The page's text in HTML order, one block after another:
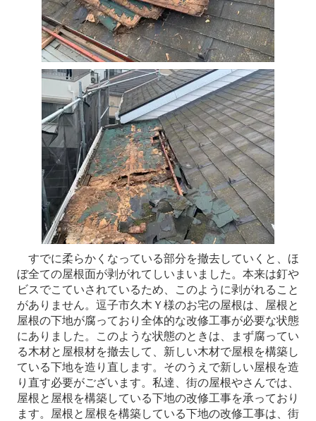
すでに柔らかくなっている部分を撤去していくと、ほ
ぼ全ての屋根面が剥がれてしいまいました。本来は釘や
ビスでこていされているため、このように剥がれること
がありません。逗子市久木Ｙ様のお宅の屋根は、屋根と
屋根の下地が腐っており全体的な改修工事が必要な状態
にありました。このような状態のときは、まず腐ってい
る木材と屋根材を撤去して、新しい木材で屋根を構築し
ている下地を造り直します。そのうえで新しい屋根を造
り直す必要がございます。私達、街の屋根やさんでは、
屋根と屋根を構築している下地の改修工事を承っており
ます。屋根と屋根を構築している下地の改修工事は、街